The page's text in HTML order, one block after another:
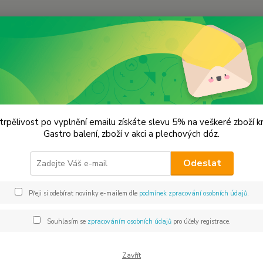
Plechové dózy - kořenky Vajíčko velikonoční dóza - zelená VÝPRODEJ
velikonoční dóza - zelená
po vyplnění emailu získáte slevu 5% na veškeré zboží
Gastro balení, zboží v akci a plechových dóz.
Odeslat
Přeji si odebírat novinky e-mailem dle podmínek zpracování osobních údajů.
Souhlasím se zpracováním osobních údajůpro účely registrace.
Zavřít